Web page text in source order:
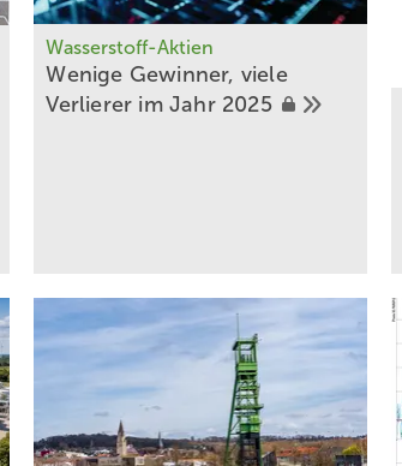
Wasserstoff-Aktien
Wenige Gewinner, viele
Verlierer im Jahr 2025